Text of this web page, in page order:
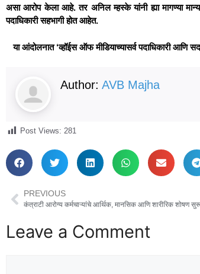
असा आरोप केला आहे. तर अनिल म्हस्के यांनी ह्या मागण्या
पदाधिकारी सहभागी होत आहेत.
या आंदोलनात ‘व्हॉईस ऑफ मीडियाच्यासर्व पदाधिकारी आणि
Author: AVB Majha
Post Views: 281
PREVIOUS
Leave a Comment